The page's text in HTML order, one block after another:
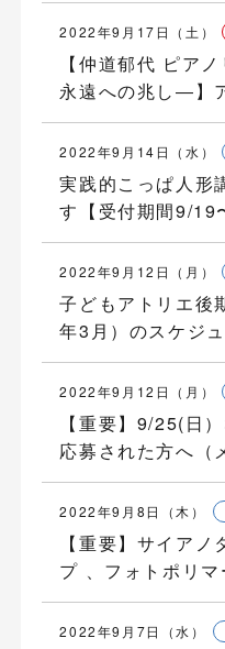
2022年9月17日（土）
【仲道郁代 ピア
永遠への兆し―】
2022年9月14日（水）
実践的こっぱ人形
す【受付期間9/19
2022年9月12日（月）
子どもアトリエ後
年3月）のスケジ
2022年9月12日（月）
【重要】9/25(日
応募された方へ（
2022年9月8日（木）
【重要】サイア
プ 、フォトポリ
版画制作にご応募
2022年9月7日（水）